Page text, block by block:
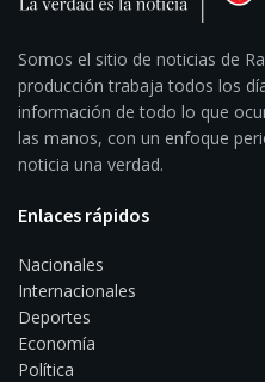
Somos el sitio de noticias de
producción trabaja todos los
información de todo lo que
las manos, con un enfoque
noticia una verdad.
Enlaces rápidos
Nacionales
Internacionales
Deportes
Economía
Política